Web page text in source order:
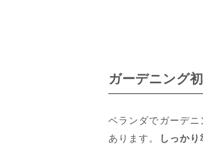
ガーデニング
ベランダでガーデ
あります。
しっか